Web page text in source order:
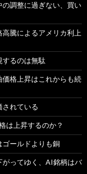
調整に過ぎない、買い
騰によるアメリカ利上
するのは無駄
格上昇はこれからも続
されている
は上昇するのか？
ゴールドよりも銅
がってゆく、AI銘柄はバ